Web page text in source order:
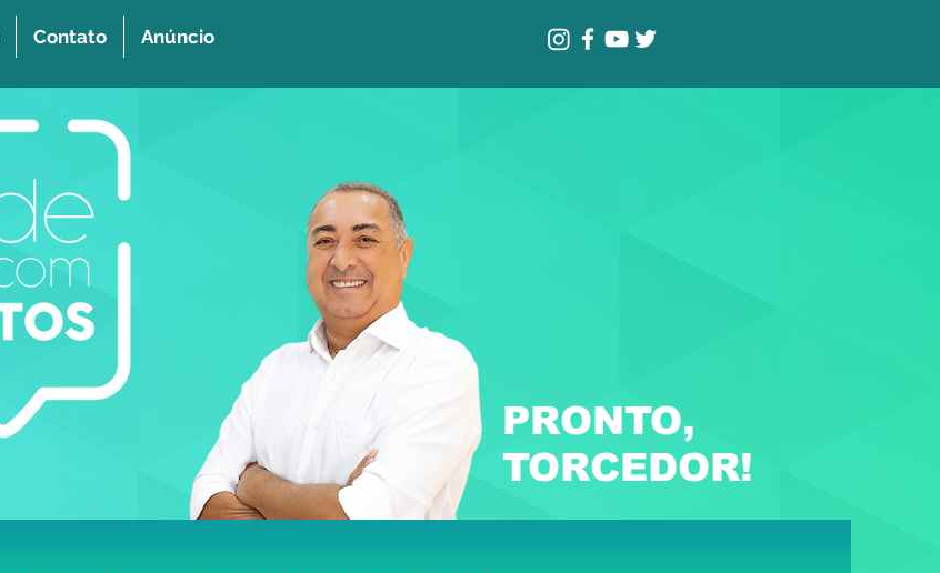
Contato Anúncio
PRONTO,
TORCEDOR!